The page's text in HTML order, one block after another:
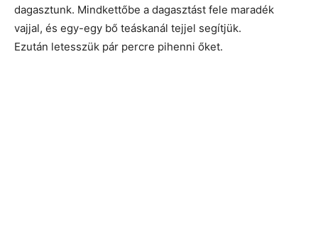
dagasztunk. Mindkettőbe a dagasztást fele maradék
vajjal, és egy-egy bő teáskanál tejjel segítjük.
Ezután letesszük pár percre pihenni őket.